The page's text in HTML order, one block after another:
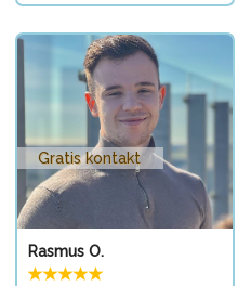
Gratis kontakt
Rasmus O.